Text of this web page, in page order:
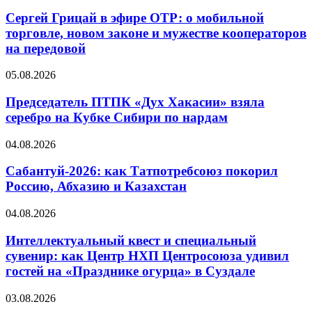
Сергей Грицай в эфире ОТР: о мобильной
торговле, новом законе и мужестве кооператоров
на передовой
05.08.2026
Председатель ПТПК «Дух Хакасии» взяла
серебро на Кубке Сибири по нардам
04.08.2026
Сабантуй-2026: как Татпотребсоюз покорил
Россию, Абхазию и Казахстан
04.08.2026
Интеллектуальный квест и специальный
сувенир: как Центр НХП Центросоюза удивил
гостей на «Празднике огурца» в Суздале
03.08.2026